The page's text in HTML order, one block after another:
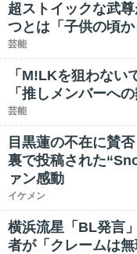
超ストイックな武
つとは「子供の頃か
芸能
「M!LKを狙わな
「推しメンバーへ
芸能
目黒蓮の不在に賛
裏で投稿された
ァン感動
イケメン
横浜流星「BL発言
者が「クレームは